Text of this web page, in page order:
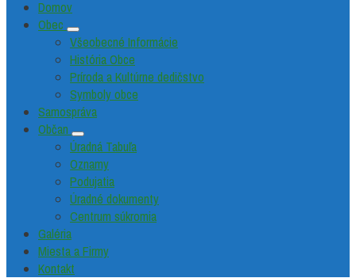
Domov
Obec
Všeobecné Informácie
História Obce
Príroda a Kultúrne dedičstvo
Symboly obce
Samospráva
Občan
Úradná Tabuľa
Oznamy
Podujatia
Úradné dokumenty
Centrum súkromia
Galéria
Miesta a Firmy
Kontakt